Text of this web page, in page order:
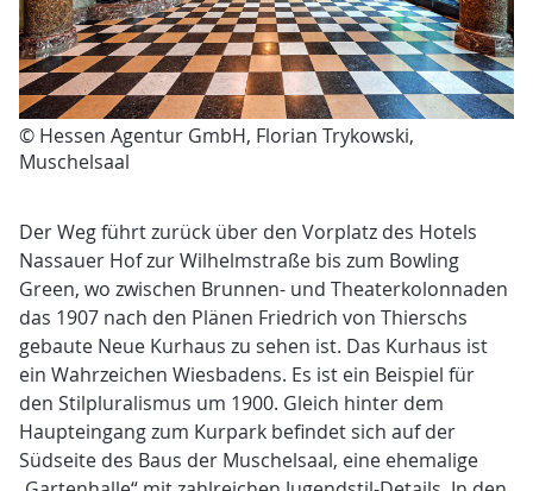
© Hessen Agentur GmbH, Florian Trykowski,
Muschelsaal
Der Weg führt zurück über den Vorplatz des Hotels
Nassauer Hof zur Wilhelmstraße bis zum Bowling
Green, wo zwischen Brunnen- und Theaterkolonnaden
das 1907 nach den Plänen Friedrich von Thierschs
gebaute Neue Kurhaus zu sehen ist. Das Kurhaus ist
ein Wahrzeichen Wiesbadens. Es ist ein Beispiel für
den Stilpluralismus um 1900. Gleich hinter dem
Haupteingang zum Kurpark befindet sich auf der
Südseite des Baus der Muschelsaal, eine ehemalige